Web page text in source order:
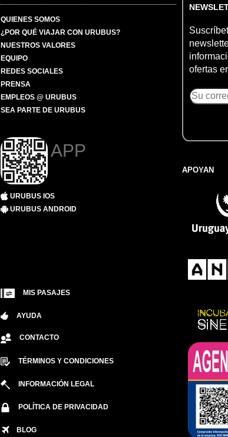
QUIENES SOMOS
¿POR QUÉ VIAJAR CON URUBUS?
NUESTROS VALORES
EQUIPO
REDES SOCIALES
PRENSA
EMPLEOS @ URUBUS
SEA PARTE DE URUBUS
APP
URUBUS IOS
URUBUS ANDROID
MIS PASAJES
AYUDA
CONTACTO
TÉRMINOS Y CONDICIONES
INFORMACIÓN LEGAL
POLÍTICA DE PRIVACIDAD
BLOG
ofertas
APOYAN